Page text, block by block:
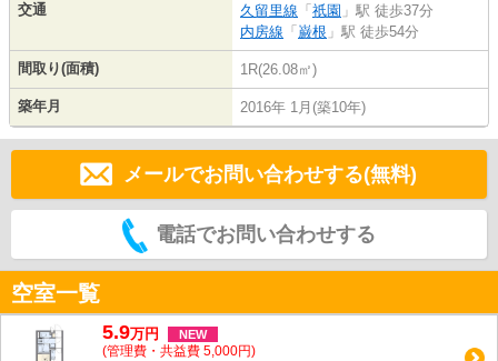
交通
久留里線 「 祇園 」駅 徒歩37分
内房線 「 巌根 」駅 徒歩54分
間取り(面積) 1R(26.08㎡)
築年月 2016年 1月(築10年)
メールでお問い合わせする(無料)
電話でお問い合わせする
空室一覧
5.9万円 NEW
(管理費・共益費 5,000円)